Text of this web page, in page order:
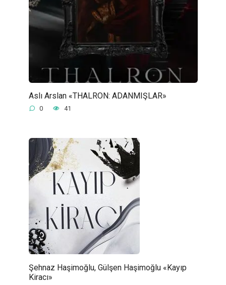
Aslı Arslan «THALRON: ADANMIŞLAR»
0 41
Şehnaz Haşimoğlu, Gülşen Haşimoğlu «Kayıp
Kiracı»